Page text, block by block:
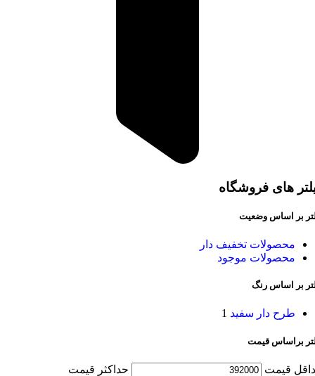
های فروشگاه
بر اساس وضعیت
محصولات تخفیف دار
محصولات موجود
بر اساس رنگ
طرح دار سفید 1
براساس قیمت
قیمت حداکثر قیمت